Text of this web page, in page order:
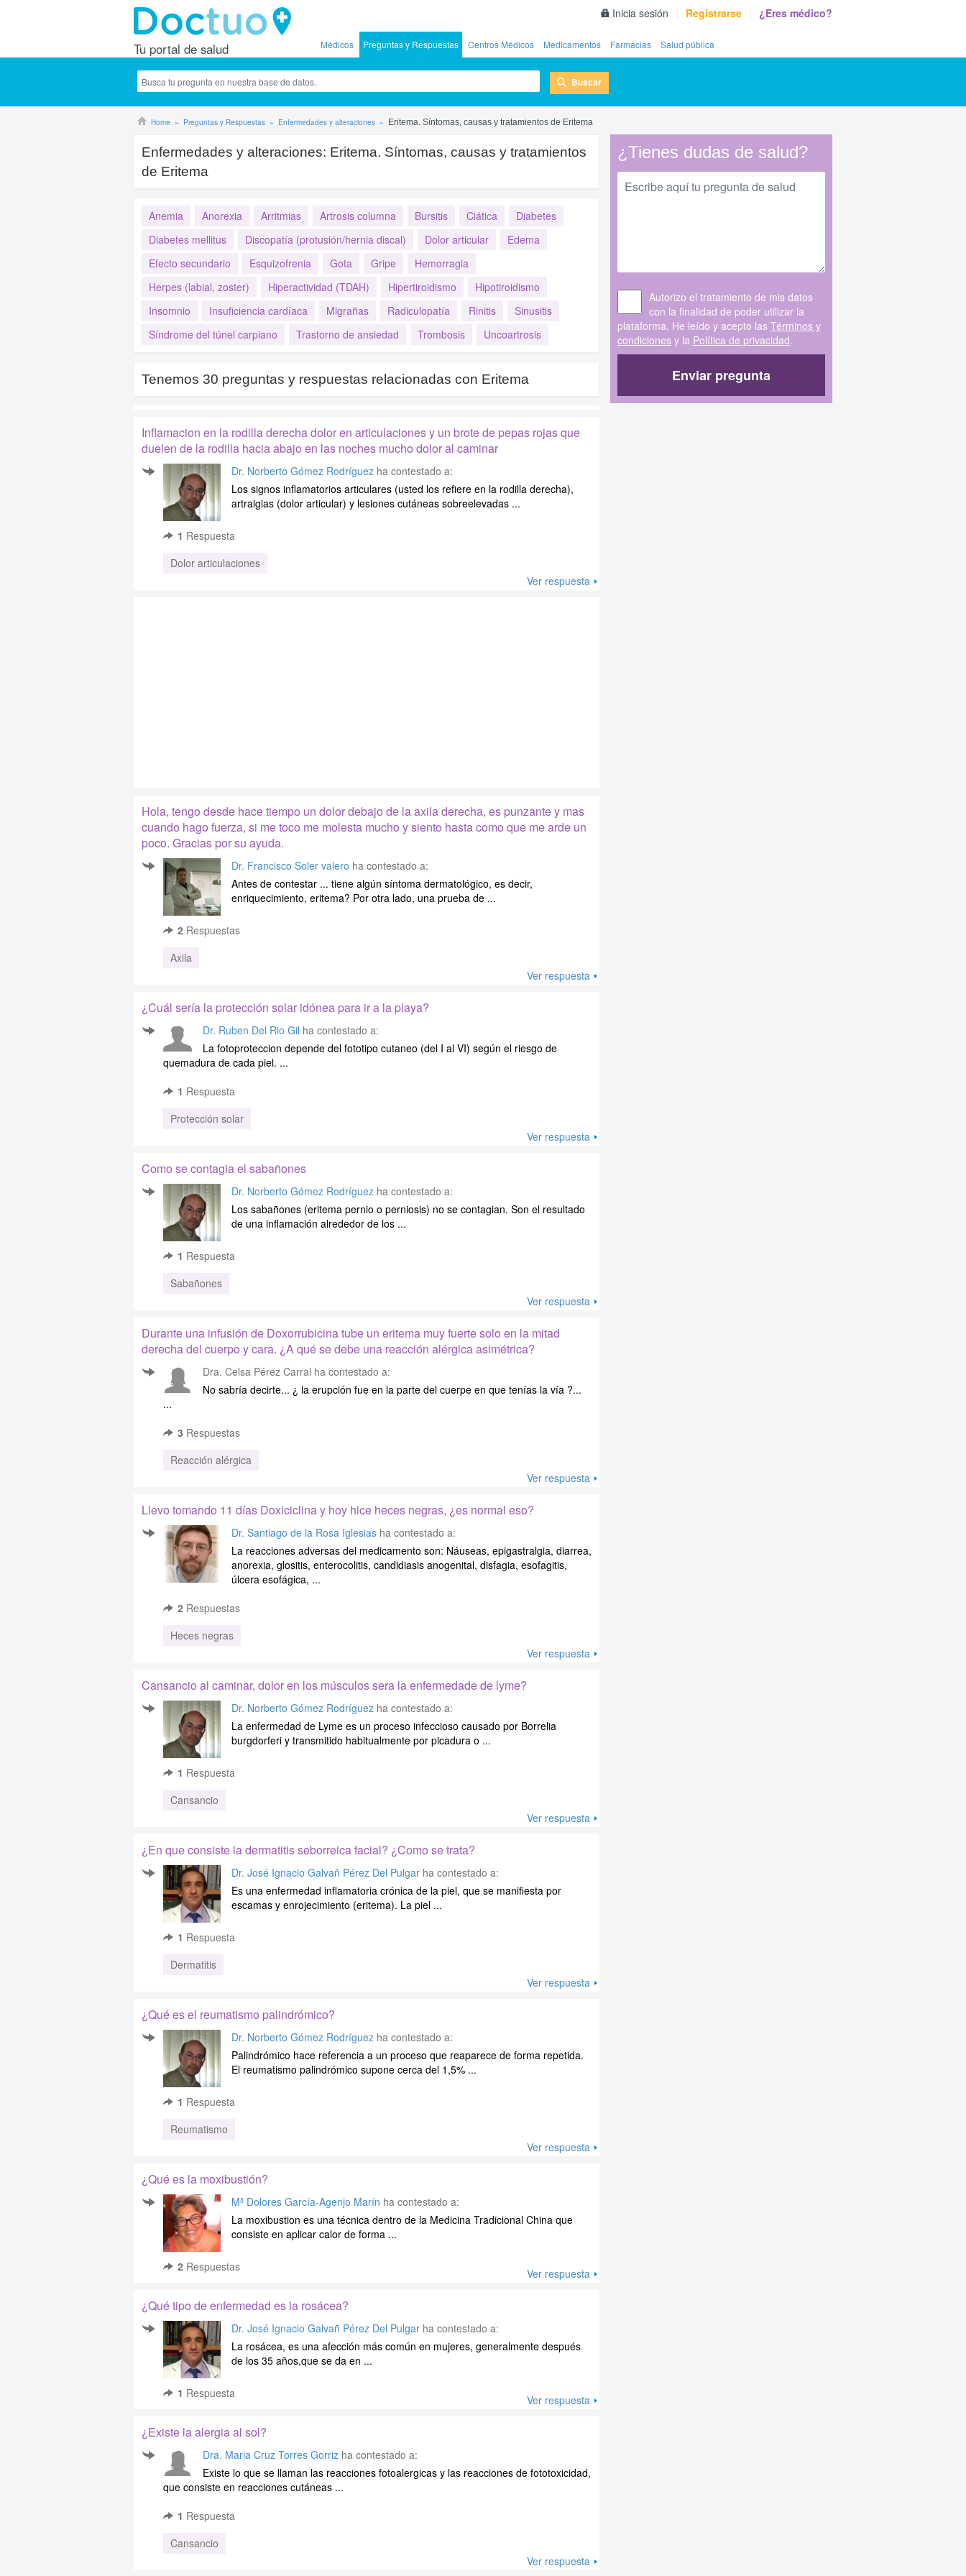
Tu portal de salud
Inicia sesión Registrarse ¿Eres médico?
Médicos Preguntas y Respuestas Centros Médicos Medicamentos Farmacias Salud pública
Buscar
Home Preguntas y Respuestas Enfermedades y alteraciones Eritema. Síntomas, causas y tratamientos de Eritema
Enfermedades y alteraciones: Eritema. Síntomas, causas y tratamientos
de Eritema
Anemia Anorexia Arritmias Artrosis columna Bursitis Ciática
Diabetes
Diabetes mellitus
Discopatía (protusión/hernia discal) Dolor articular
Edema
Efecto secundario
Esquizofrenia Gota Gripe
Hemorragia
Herpes (labial, zoster)
Hiperactividad (TDAH) Hipertiroidismo
Hipotiroidismo
Insomnio
Insuficiencia cardíaca Migrañas Radiculopatía Rinitis
Sinusitis
Síndrome del túnel carpiano
Trastorno de ansiedad Trombosis Uncoartrosis
Tenemos 30 preguntas y respuestas relacionadas con Eritema
Inflamacion en la rodilla derecha dolor en articulaciones y un brote de pepas rojas que
duelen de la rodilla hacia abajo en las noches mucho dolor al caminar
Dr. Norberto Gómez Rodríguez ha contestado a:
Los signos inflamatorios articulares (usted los refiere en la rodilla derecha),
artralgias (dolor articular) y lesiones cutáneas sobreelevadas ...
1 Respuesta
Dolor articulaciones
Ver respuesta
Hola, tengo desde hace tiempo un dolor debajo de la axila derecha, es punzante y mas
cuando hago fuerza, si me toco me molesta mucho y siento hasta como que me arde un
poco. Gracias por su ayuda.
Dr. Francisco Soler valero ha contestado a:
Antes de contestar ... tiene algún síntoma dermatológico, es decir,
enriquecimiento, eritema? Por otra lado, una prueba de ...
2 Respuestas
Axila
Ver respuesta
¿Cuál sería la protección solar idónea para ir a la playa?
Dr. Ruben Del Rio Gil ha contestado a:
La fotoproteccion depende del fototipo cutaneo (del I al VI) según el riesgo de
quemadura de cada piel. ...
1 Respuesta
Protección solar
Ver respuesta
Como se contagia el sabañones
Dr. Norberto Gómez Rodríguez ha contestado a:
Los sabañones (eritema pernio o perniosis) no se contagian. Son el resultado
de una inflamación alrededor de los ...
1 Respuesta
Sabañones
Ver respuesta
Durante una infusión de Doxorrubicina tube un eritema muy fuerte solo en la mitad
derecha del cuerpo y cara. ¿A qué se debe una reacción alérgica asimétrica?
Dra. Celsa Pérez Carral ha contestado a:
No sabría decirte... ¿ la erupción fue en la parte del cuerpe en que tenías la vía ?...
...
3 Respuestas
Reacción alérgica
Ver respuesta
Llevo tomando 11 días Doxiciclina y hoy hice heces negras, ¿es normal eso?
Dr. Santiago de la Rosa Iglesias ha contestado a:
La reacciones adversas del medicamento son: Náuseas, epigastralgia, diarrea,
anorexia, glositis, enterocolitis, candidiasis anogenital, disfagia, esofagitis,
úlcera esofágica, ...
2 Respuestas
Heces negras
Ver respuesta
Cansancio al caminar, dolor en los músculos sera la enfermedade de lyme?
Dr. Norberto Gómez Rodríguez ha contestado a:
La enfermedad de Lyme es un proceso infeccioso causado por Borrelia
burgdorferi y transmitido habitualmente por picadura o ...
1 Respuesta
Cansancio
Ver respuesta
¿En que consiste la dermatitis seborreica facial? ¿Como se trata?
Dr. José Ignacio Galvañ Pérez Del Pulgar ha contestado a:
Es una enfermedad inflamatoria crónica de la piel, que se manifiesta por
escamas y enrojecimiento (eritema). La piel ...
1 Respuesta
Dermatitis
Ver respuesta
¿Qué es el reumatismo palindrómico?
Dr. Norberto Gómez Rodríguez ha contestado a:
Palindrómico hace referencia a un proceso que reaparece de forma repetida.
El reumatismo palindrómico supone cerca del 1,5% ...
1 Respuesta
Reumatismo
Ver respuesta
¿Qué es la moxibustión?
Mª Dolores García-Agenjo Marín ha contestado a:
La moxibustion es una técnica dentro de la Medicina Tradicional China que
consiste en aplicar calor de forma ...
2 Respuestas Ver respuesta
¿Qué tipo de enfermedad es la rosácea?
Dr. José Ignacio Galvañ Pérez Del Pulgar ha contestado a:
La rosácea, es una afección más común en mujeres, generalmente después
de los 35 años,que se da en ...
1 Respuesta Ver respuesta
¿Existe la alergia al sol?
Dra. Maria Cruz Torres Gorriz ha contestado a:
Existe lo que se llaman las reacciones fotoalergicas y las reacciones de fototoxicidad,
que consiste en reacciones cutáneas ...
1 Respuesta
Cansancio
Ver respuesta
¿Tienes dudas de salud?
Autorizo el tratamiento de mis datos
con la finalidad de poder utilizar la
plataforma. He leído y acepto las Términos y
condicionesy la Política de privacidad.
Enviar pregunta